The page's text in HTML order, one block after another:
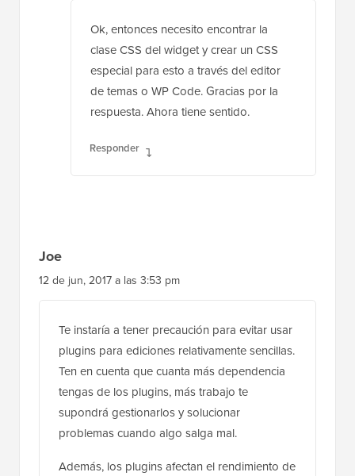
Ok, entonces necesito encontrar la
clase CSS del widget y crear un CSS
especial para esto a través del editor
de temas o WP Code. Gracias por la
respuesta. Ahora tiene sentido.
Responder
Joe
12 de jun, 2017 a las 3:53 pm
Te instaría a tener precaución para evitar usar
plugins para ediciones relativamente sencillas.
Ten en cuenta que cuanta más dependencia
tengas de los plugins, más trabajo te
supondrá gestionarlos y solucionar
problemas cuando algo salga mal.
Además, los plugins afectan el rendimiento de